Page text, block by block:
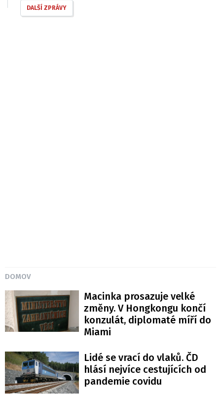
DALŠÍ ZPRÁVY
DOMOV
Macinka prosazuje velké
změny. V Hongkongu končí
konzulát, diplomaté míří do
Miami
Lidé se vrací do vlaků. ČD
hlásí nejvíce cestujících od
pandemie covidu